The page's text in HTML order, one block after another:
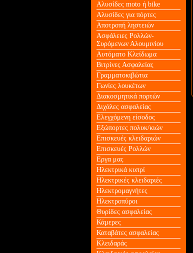
Αλυσίδες moto ή bike
Αλυσίδες για πόρτες
Αποτροπή ληστειών
Ασφάλειες Ρολλών-
Συρόμενων Αλουμινίου
Αυτόματο Κλείδωμα
Βιτρίνες Ασφαλείας
Γραμματοκιβώτια
Γωνίες λουκέτων
Διακοσμητικά πορτών
Διχάλες ασφαλείας
Ελεγχόμενη είσοδος
Εξώπορτες πολυκ/κιών
Επισκευές κλειδαριών
Επισκευές Ρολλών
Εργα μας
Ηλεκτρικά κυπρί
Ηλεκτρικές κλειδαριές
Ηλεκτρομαγνήτες
Ηλεκτροπύροι
Θυρίδες ασφαλείας
Κάμερες
Καταβάτες ασφαλείας
Κλειδαράς